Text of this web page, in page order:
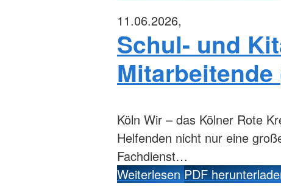
11.06.2026,
Schul- und
Mitarbeitende
Köln Wir – das Kölner Rote
Helfenden nicht nur eine
Fachdienst…
WeiterlesenPDF